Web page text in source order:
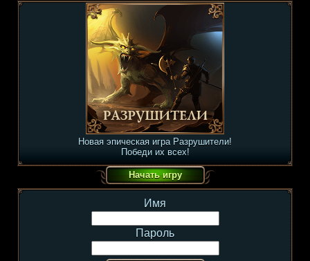
Новая эпическая игра Разрушители!
Победи их всех!
Имя
Пароль